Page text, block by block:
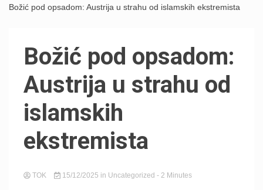
Božić pod opsadom: Austrija u strahu od islamskih ekstremista
Božić pod opsadom:
Austrija u strahu od
islamskih
ekstremista
TOK 15/12/2025 in Uncategorized - 2 Minutes